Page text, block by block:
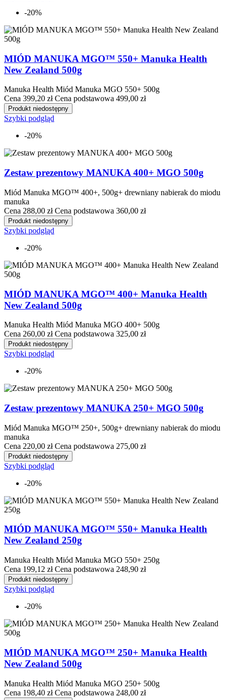
-20%
MIÓD MANUKA MGO™ 550+ Manuka Health
New Zealand 500g
Manuka Health Miód Manuka MGO 550+ 500g
Cena 399,20 zł Cena podstawowa 499,00 zł
Produkt niedostępny
Szybki podgląd
-20%
Zestaw prezentowy MANUKA 400+ MGO 500g
Miód Manuka MGO™ 400+, 500g+ drewniany nabierak do miodu
manuka
Cena 288,00 zł Cena podstawowa 360,00 zł
Produkt niedostępny
Szybki podgląd
-20%
MIÓD MANUKA MGO™ 400+ Manuka Health
New Zealand 500g
Manuka Health Miód Manuka MGO 400+ 500g
Cena 260,00 zł Cena podstawowa 325,00 zł
Produkt niedostępny
Szybki podgląd
-20%
Zestaw prezentowy MANUKA 250+ MGO 500g
Miód Manuka MGO™ 250+, 500g+ drewniany nabierak do miodu
manuka
Cena 220,00 zł Cena podstawowa 275,00 zł
Produkt niedostępny
Szybki podgląd
-20%
MIÓD MANUKA MGO™ 550+ Manuka Health
New Zealand 250g
Manuka Health Miód Manuka MGO 550+ 250g
Cena 199,12 zł Cena podstawowa 248,90 zł
Produkt niedostępny
Szybki podgląd
-20%
MIÓD MANUKA MGO™ 250+ Manuka Health
New Zealand 500g
Manuka Health Miód Manuka MGO 250+ 500g
Cena 198,40 zł Cena podstawowa 248,00 zł